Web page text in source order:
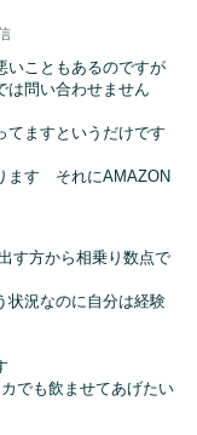
いこともあるのですが
は問い合わせません
てますというだけです
ます それにAMAZON
す方から相乗り数点で
状況なのに自分は経験
でも飲ませてあげたい